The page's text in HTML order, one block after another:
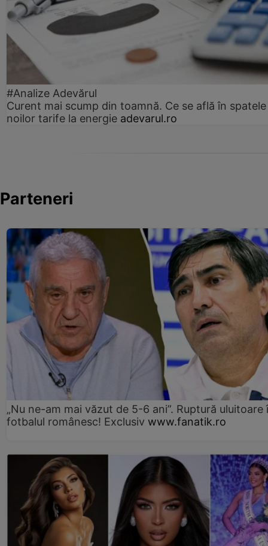
#Analize Adevărul
Curent mai scump din toamnă. Ce se află în spatele
noilor tarife la energie adevarul.ro
Parteneri
„Nu ne-am mai văzut de 5-6 ani”. Ruptură uluitoare
fotbalul românesc! Exclusiv www.fanatik.ro